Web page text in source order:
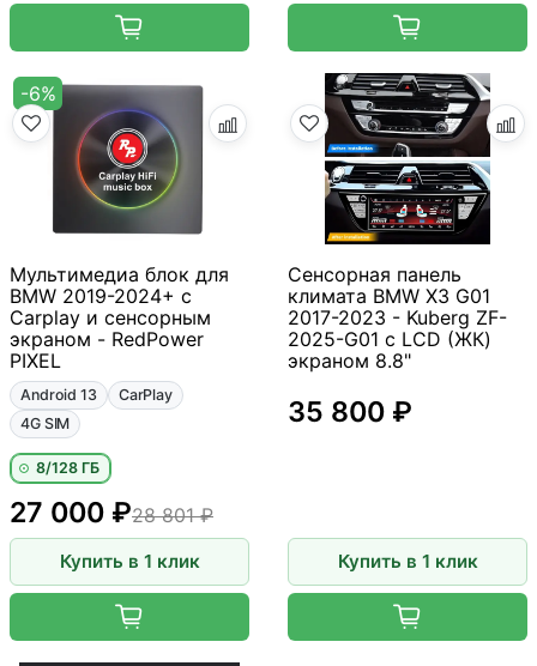
-6%
Мультимедиа блок для
BMW 2019-2024+ с
Carplay и сенсорным
экраном - RedPower
PIXEL
Android 13
CarPlay
4G SIM
8/128 ГБ
28 801 ₽
27 000 ₽
Купить в 1 клик
Сенсорная панель
климата BMW X3 G01
2017-2023 - Kuberg ZF-
2025-G01 c LCD (ЖК)
экраном 8.8"
35 800 ₽
Купить в 1 клик